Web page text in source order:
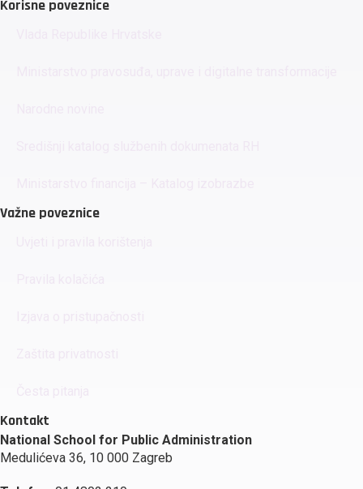
Korisne poveznice
Važne poveznice
Kontakt
National School for Public Administration
Medulićeva 36, 10 000 Zagreb